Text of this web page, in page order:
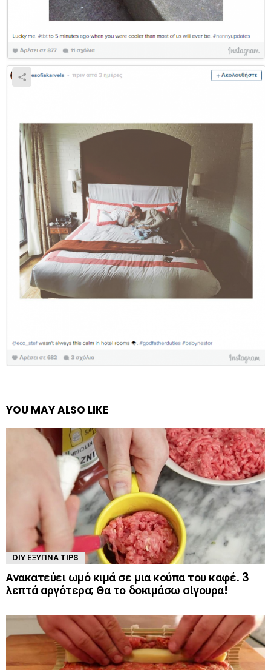
YOU MAY ALSO LIKE
DIY ΈΞΥΠΝΑ TIPS
Ανακατεύει ωμό κιμά σε μια κούπα του καφέ. 3
λεπτά αργότερα; Θα το δοκιμάσω σίγουρα!